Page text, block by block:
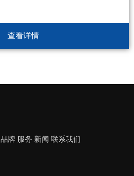
查看详情
品牌 服务 新闻 联系我们